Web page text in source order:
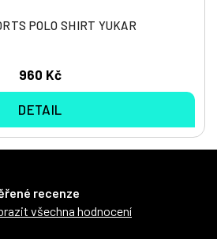
POLO SHIRT YUKAR
960 Kč
DETAIL
recenze
všechna hodnocení